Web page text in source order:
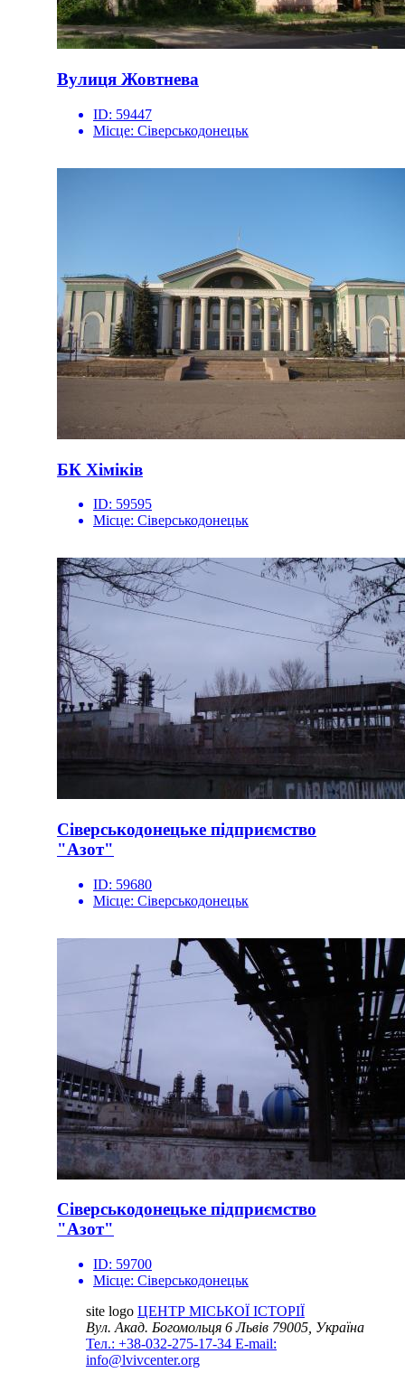
Вулиця Жовтнева
ID: 59447
Місце: Сіверськодонецьк
БК Хіміків
ID: 59595
Місце: Сіверськодонецьк
Сіверськодонецьке підприємство
"Азот"
ID: 59680
Місце: Сіверськодонецьк
Сіверськодонецьке підприємство
"Азот"
ID: 59700
Місце: Сіверськодонецьк
site logo ЦЕНТР МІСЬКОЇ ІСТОРІЇ
Вул. Акад. Богомольця 6Львів 79005, Україна
Тел.: +38-032-275-17-34 E-mail:
info@lvivcenter.org